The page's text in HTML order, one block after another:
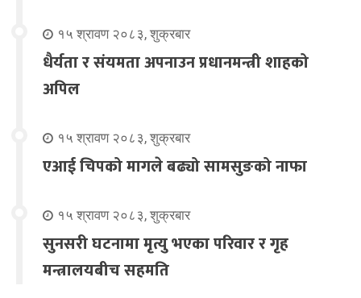
१५ श्रावण २०८३, शुक्रबार
धैर्यता र संयमता अपनाउन प्रधानमन्त्री शाहको
अपिल
१५ श्रावण २०८३, शुक्रबार
एआई चिपको मागले बढ्यो सामसुङको नाफा
१५ श्रावण २०८३, शुक्रबार
सुनसरी घटनामा मृत्यु भएका परिवार र गृह
मन्त्रालयबीच सहमति